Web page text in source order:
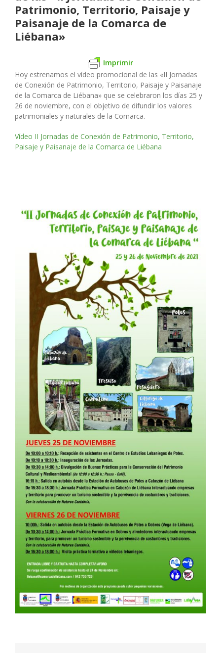
Patrimonio, Territorio, Paisaje y
Paisanaje de la Comarca de
Liébana»
Imprimir
Hoy estrenamos el vídeo promocional de las «II Jornadas
de Conexión de Patrimonio, Territorio, Paisaje y Paisanaje
de la Comarca de Liébana» que se celebraron los días 25 y
26 de noviembre, con el objetivo de difundir los valores
patrimoniales y naturales de la Comarca.
Vídeo II Jornadas de Conexión de Patrimonio, Territorio,
Paisaje y Paisanaje de la Comarca de Liébana